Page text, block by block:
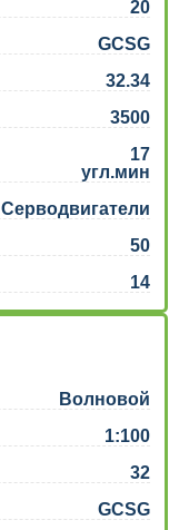
20
GCSG
32.34
3500
17
угл.мин
Серводвигатели
50
14
Волновой
1:100
32
GCSG